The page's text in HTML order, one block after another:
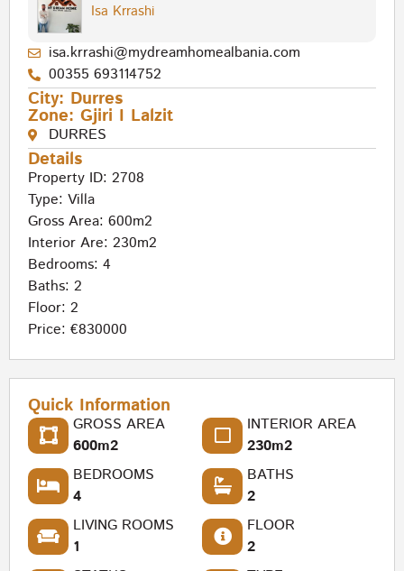
Isa Krrashi
isa.krrashi@mydreamhomealbania.com
00355 693114752
City: Durres
Zone: Gjiri I Lalzit
DURRES
Details
Property ID: 2708
Type: Villa
Gross Area: 600m2
Interior Are: 230m2
Bedrooms: 4
Baths: 2
Floor: 2
Price: €830000
Quick Information
GROSS AREA
600m2
INTERIOR AREA
230m2
BEDROOMS
4
BATHS
2
LIVING ROOMS
1
FLOOR
2